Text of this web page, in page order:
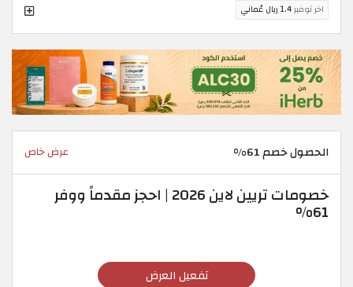
اخر توفير1.4 ريال عُماني
الحصول خصم 61% عرض خاص
خصومات تريين لاين 2026 | احجز مقدماً ووفر
61%
تفعيل العرض